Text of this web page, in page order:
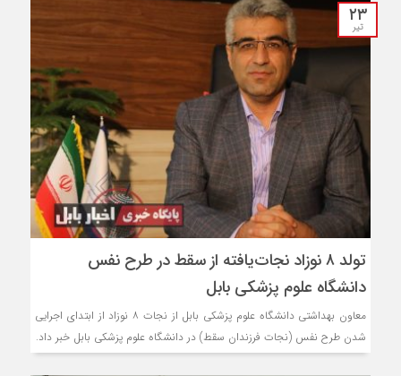
۲۳
تیر
تولد ۸ نوزاد نجات‌یافته از سقط در طرح نفس
دانشگاه علوم پزشکی بابل
معاون بهداشتی دانشگاه علوم پزشکی بابل از نجات ۸ نوزاد از ابتدای اجرایی
شدن طرح نفس (نجات فرزندان سقط) در دانشگاه علوم پزشکی بابل خبر داد.